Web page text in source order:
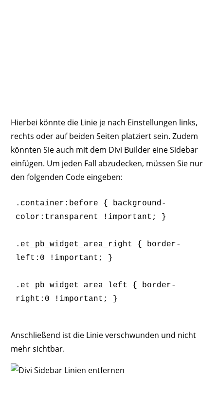
Hierbei könnte die Linie je nach Einstellungen links,
rechts oder auf beiden Seiten platziert sein. Zudem
könnten Sie auch mit dem Divi Builder eine Sidebar
einfügen. Um jeden Fall abzudecken, müssen Sie nur
den folgenden Code eingeben:
.container:before { background-
color:transparent !important; }
.et_pb_widget_area_right { border-
left:0 !important; }
.et_pb_widget_area_left { border-
right:0 !important; }
Anschließend ist die Linie verschwunden und nicht
mehr sichtbar.